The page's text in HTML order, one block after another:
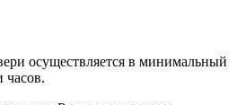
осуществляется в минимальный
часов.